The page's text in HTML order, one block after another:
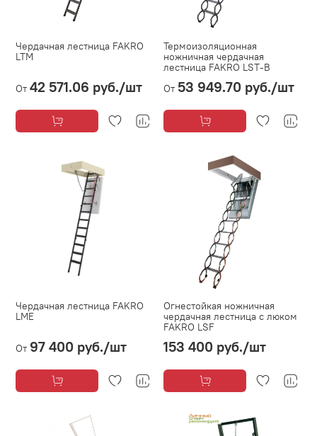
Чердачная лестница FAKRO
LTM
От 42 571.06 руб./шт
Термоизоляционная
ножничная чердачная
лестница FAKRO LST-B
От 53 949.70 руб./шт
Чердачная лестница FAKRO
LMЕ
От 97 400 руб./шт
Огнестойкая ножничная
чердачная лестница с люком
FAKRO LSF
153 400 руб./шт